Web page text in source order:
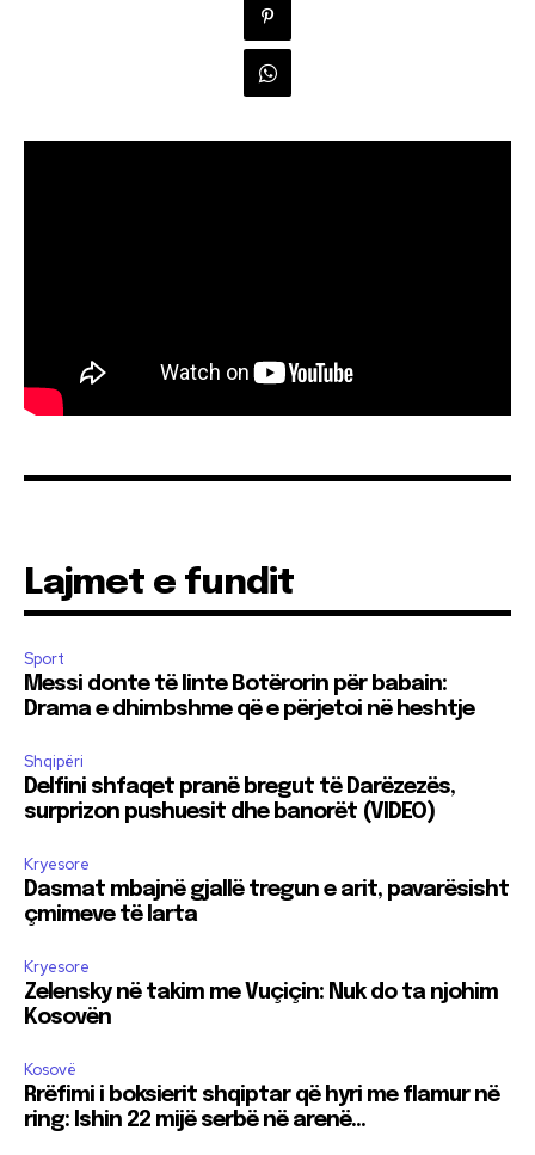
Lajmet e fundit
Sport
Messi donte të linte Botërorin për babain:
Drama e dhimbshme që e përjetoi në heshtje
Shqipëri
Delfini shfaqet pranë bregut të Darëzezës,
surprizon pushuesit dhe banorët (VIDEO)
Kryesore
Dasmat mbajnë gjallë tregun e arit, pavarësisht
çmimeve të larta
Kryesore
Zelensky në takim me Vuçiçin: Nuk do ta njohim
Kosovën
Kosovë
Rrëfimi i boksierit shqiptar që hyri me flamur në
ring: Ishin 22 mijë serbë në arenë…